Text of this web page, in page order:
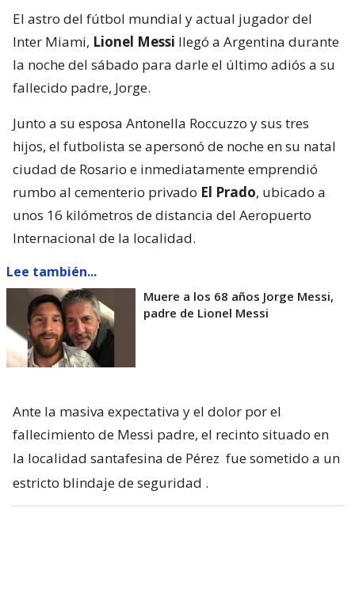
El astro del fútbol mundial y actual jugador del
Inter Miami, Lionel Messi llegó a Argentina durante
la noche del sábado para darle el último adiós a su
fallecido padre, Jorge.
Junto a su esposa Antonella Roccuzzo y sus tres
hijos, el futbolista se apersonó de noche en su natal
ciudad de Rosario e inmediatamente emprendió
rumbo al cementerio privado El Prado, ubicado a
unos 16 kilómetros de distancia del Aeropuerto
Internacional de la localidad.
Lee también...
Muere a los 68 años Jorge Messi,
padre de Lionel Messi
Ante la masiva expectativa y el dolor por el
fallecimiento de Messi padre, el recinto situado en
la localidad santafesina de Pérez fue sometido a un
estricto blindaje de seguridad .